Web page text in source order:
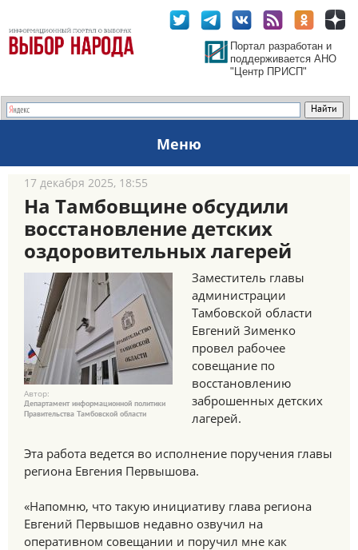
Портал разработан и
поддерживается АНО
"Центр ПРИСП"
Меню
17 декабря 2025, 18:55
На Тамбовщине обсудили
восстановление детских
оздоровительных лагерей
Автор:
Департамент информационной политики
Правительства Тамбовской области
Заместитель главы
администрации
Тамбовской области
Евгений Зименко
провел рабочее
совещание по
восстановлению
заброшенных детских
лагерей.
Эта работа ведется во исполнение поручения главы
региона Евгения Первышова.
«Напомню, что такую инициативу глава региона
Евгений Первышов недавно озвучил на
оперативном совещании и поручил мне как